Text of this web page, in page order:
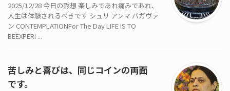
2025/12/28 今日の黙想 楽しみであれ痛みであれ、
人生は体験されるべきです シュリ アンマ バガヴァ
ン CONTEMPLATIONFor The Day LIFE IS TO
BEEXPERI ...
苦しみと喜びは、同じコインの両面
です。